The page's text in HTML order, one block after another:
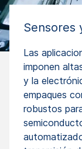
Sensores
Las
imponen
y la
empaques
robustos